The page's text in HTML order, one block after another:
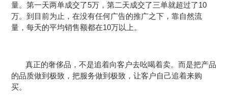
量。第一天两单成交了5万，第二天成交了三单就超过了10
万。到目前为止，在没有任何广告的推广之下，靠自然流
量，每天的平均销售额都在10万以上。
真正的奢侈品，不是追着向客户去吆喝着卖。而是把产品
的品质做到极致，把服务做到极致，让客户自己追着来购
买。